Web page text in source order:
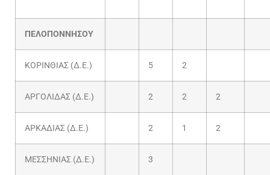
ΠΕΛΟΠΟΝΝΗΣΟΥ
ΚΟΡΙΝΘΙΑΣ (Δ.Ε.) 5 2
ΑΡΓΟΛΙΔΑΣ (Δ.Ε.) 2 2 2
ΑΡΚΑΔΙΑΣ (Δ.Ε.) 2 1 2
ΜΕΣΣΗΝΙΑΣ (Δ.Ε.) 3